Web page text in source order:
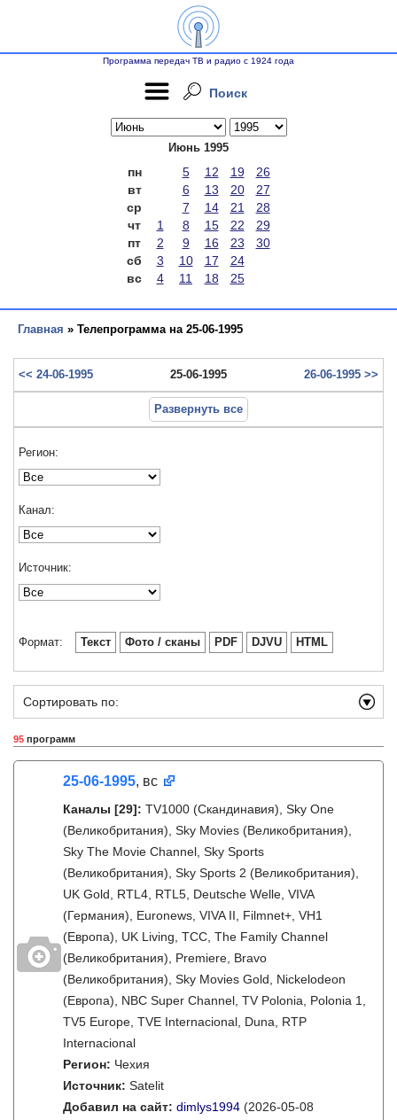
Программа передач ТВ и радио с 1924 года
Поиск
Июнь 1995
пн 5 12 19
26
вт
6 13 20
27
ср
7 14 21
28
чт
1 8 15 22
29
пт
2 9 16 23
30
сб
3 10 17
24
вс
4 11 18 25
Главная » Телепрограмма на 25-06-1995
<< 24-06-1995 25-06-1995 26-06-1995 >>
Развернуть все
Регион:
Канал:
Источник:
Формат: Текст Фото / сканы PDF DJVU HTML
Сортировать по:
95 программ
25-06-1995, вс
Каналы [29]: TV1000 (Скандинавия), Sky One
(Великобритания), Sky Movies (Великобритания),
Sky The Movie Channel, Sky Sports
(Великобритания), Sky Sports 2 (Великобритания),
UK Gold, RTL4, RTL5, Deutsche Welle, VIVA
(Германия), Euronews, VIVA II, Filmnet+, VH1
(Европа), UK Living, TCC, The Family Channel
(Великобритания), Premiere, Bravo
(Великобритания), Sky Movies Gold, Nickelodeon
(Европа), NBC Super Channel, TV Polonia, Polonia 1,
TV5 Europe, TVE Internacional, Duna, RTP
Internacional
Регион: Чехия
Источник: Satelit
Добавил на сайт: dimlys1994 (2026-05-08